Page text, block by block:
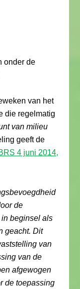
onder de
van het
die regelmatig
van milieu
geeft de
4 juni 2014,
de
beginsel als
geacht. Dit
van
van de
afgewogen
de toepassing